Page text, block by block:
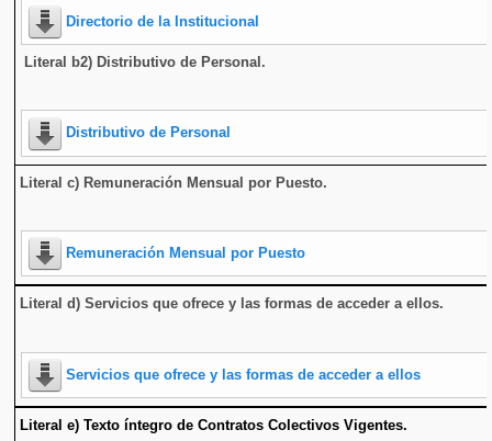
Directorio de la Institucional
Literal b2) Distributivo de Personal.
Distributivo de Personal
Literal c) Remuneración Mensual por Puesto.
Remuneración Mensual por Puesto
Literal d) Servicios que ofrece y las formas de acceder a ellos.
Servicios que ofrece y las formas de acceder a ellos
Literal e) Texto íntegro de Contratos Colectivos Vigentes.